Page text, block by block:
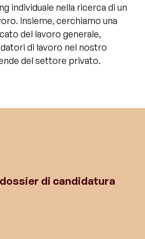
individuale nella ricerca di un
Insieme, cerchiamo una
del lavoro generale,
di lavoro nel nostro
del settore privato.
di candidatura